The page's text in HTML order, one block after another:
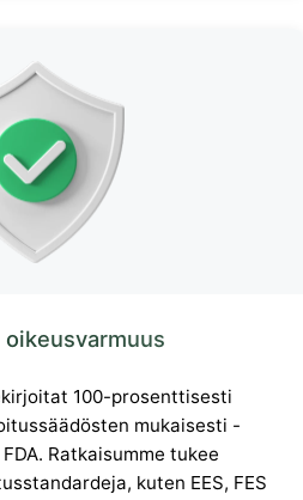
100-prosenttisesti
mukaisesti -
Ratkaisumme tukee
kuten EES, FES